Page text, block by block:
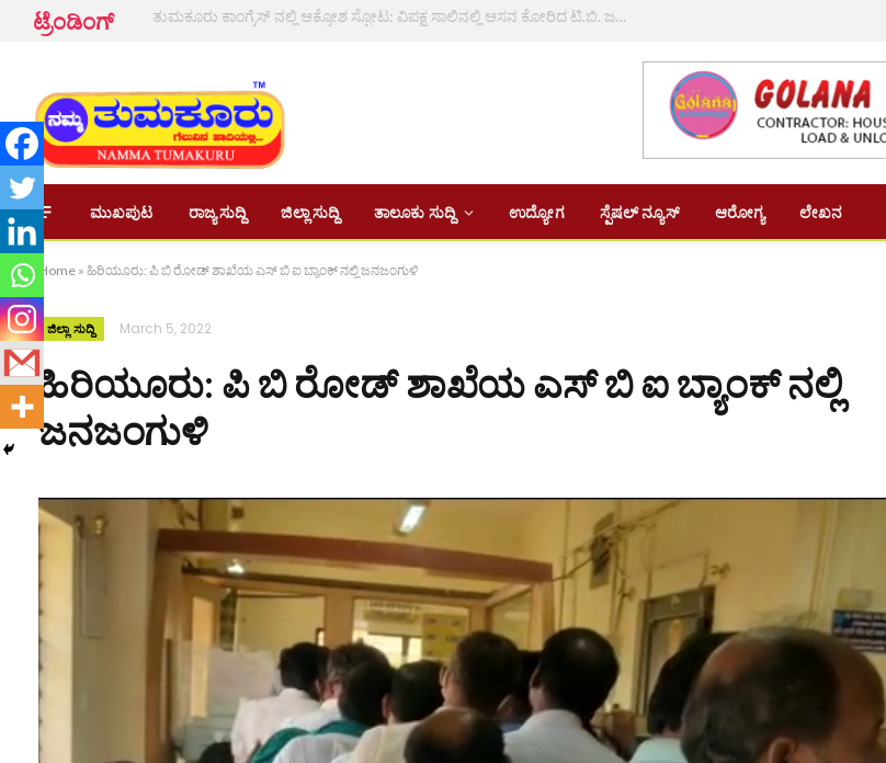
ಟ್ರೆಂಡಿಂಗ್ ತುಮಕೂರು ಕಾಂಗ್ರೆಸ್ ನಲ್ಲಿ ಆಕ್ರೋಶ ಸ್ಫೋಟ: ವಿಪಕ್ಷ ಸಾಲಿನಲ್ಲಿ ಆಸನ ಕೋರಿದ ಟಿ.ಬಿ. ಜಯಚಂದ್ರ, ಹೆಚ್ ಡಿಕೆಯನ್ನು ಹೊಗಳಿದ ಶಾಸಕ ಶ್ರೀನಿವಾಸ್
ಮುಖಪುಟ ರಾಜ್ಯ ಸುದ್ದಿ ಜಿಲ್ಲಾ ಸುದ್ದಿ ತಾಲೂಕು ಸುದ್ದಿ ಉದ್ಯೋಗ ಸ್ಪೆಷಲ್ ನ್ಯೂಸ್ ಆರೋಗ್ಯ ಲೇಖನ
Home » ಹಿರಿಯೂರು: ಪಿ ಬಿ ರೋಡ್ ಶಾಖೆಯ ಎಸ್ ಬಿ ಐ ಬ್ಯಾಂಕ್ ನಲ್ಲಿ ಜನಜಂಗುಳಿ
ಜಿಲ್ಲಾ ಸುದ್ದಿ March 5, 2022
ಹಿರಿಯೂರು: ಪಿ ಬಿ ರೋಡ್ ಶಾಖೆಯ ಎಸ್ ಬಿ ಐ ಬ್ಯಾಂಕ್ ನಲ್ಲಿ
ಜನಜಂಗುಳಿ